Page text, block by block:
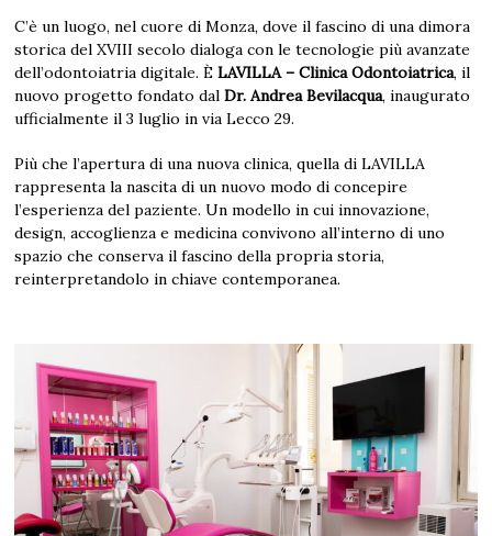
C’è un luogo, nel cuore di Monza, dove il fascino di una dimora
storica del XVIII secolo dialoga con le tecnologie più avanzate
dell’odontoiatria digitale. ÈLAVILLA – Clinica Odontoiatrica, il
nuovo progetto fondato dalDr. Andrea Bevilacqua, inaugurato
ufficialmente il 3 luglio in via Lecco 29.
Più che l’apertura di una nuova clinica, quella di LAVILLA
rappresenta la nascita di un nuovo modo di concepire
l’esperienza del paziente. Un modello in cui innovazione,
design, accoglienza e medicina convivono all’interno di uno
spazio che conserva il fascino della propria storia,
reinterpretandolo in chiave contemporanea.